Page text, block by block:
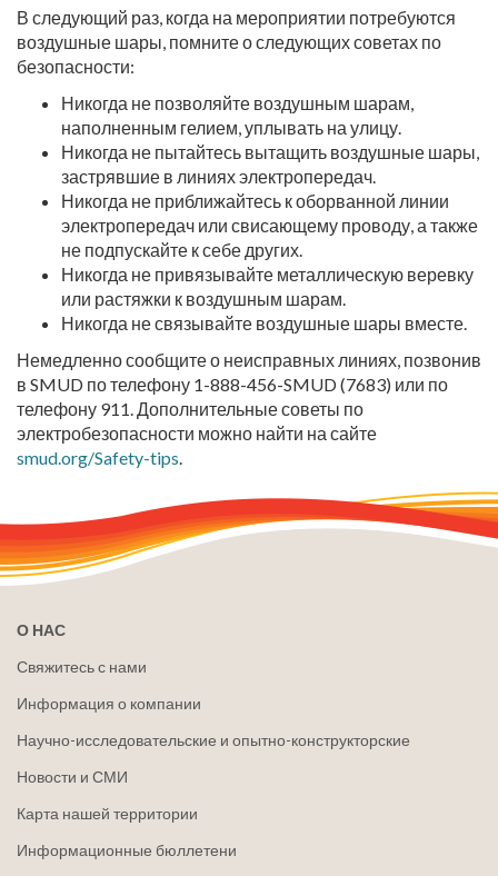
В следующий раз, когда на мероприятии потребуются
воздушные шары, помните о следующих советах по
безопасности:
Никогда не позволяйте воздушным шарам,
наполненным гелием, уплывать на улицу.
Никогда не пытайтесь вытащить воздушные шары,
застрявшие в линиях электропередач.
Никогда не приближайтесь к оборванной линии
электропередач или свисающему проводу, а также
не подпускайте к себе других.
Никогда не привязывайте металлическую веревку
или растяжки к воздушным шарам.
Никогда не связывайте воздушные шары вместе.
Немедленно сообщите о неисправных линиях, позвонив
в SMUD по телефону 1-888-456-SMUD (7683) или по
телефону 911. Дополнительные советы по
электробезопасности можно найти на сайте
smud.org/Safety-tips.
О НАС
Свяжитесь с нами
Информация о компании
Научно-исследовательские и опытно-конструкторские
Новости и СМИ
Карта нашей территории
Информационные бюллетени